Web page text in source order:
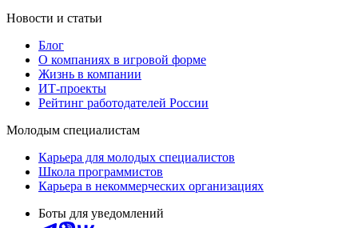
Новости и статьи
Блог
О компаниях в игровой форме
Жизнь в компании
ИТ-проекты
Рейтинг работодателей России
Молодым специалистам
Карьера для молодых специалистов
Школа программистов
Карьера в некоммерческих организациях
Боты для уведомлений